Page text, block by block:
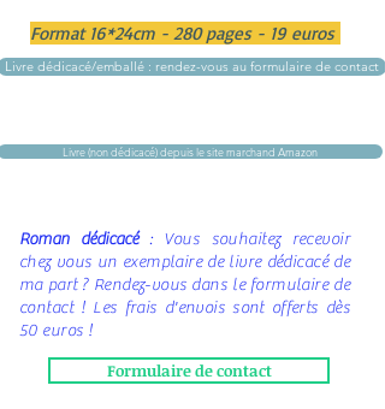
Format 16*24cm - 280 pages - 19 euros
Livre dédicacé/emballé : rendez-vous au formulaire de contact
Livre (non dédicacé) depuis le site marchand Amazon
Roman dédicacé: Vous souhaitez recevoir
chez vous un exemplaire de livre dédicacé de
ma part ? Rendez-vous dans le formulaire de
contact ! Les frais d'envois sont offerts dès
50 euros !
Formulaire de contact